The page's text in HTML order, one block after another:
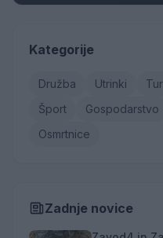
Kategorije
Družba Utrinki
Šport
Gospodarstvo
Osmrtnice
Zadnje novice